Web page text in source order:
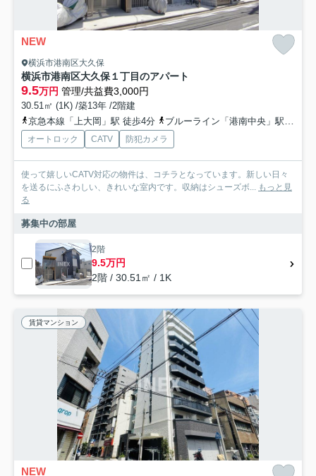
NEW
横浜市港南区大久保
横浜市港南区大久保１丁目のアパート
9.5万円 管理/共益費3,000円
30.51㎡ (1K) /築13年 /2階建
京急本線「上大岡」駅 徒歩4分
ブルーライン「港南中央」駅 徒歩17分
オートロック CATV 防犯カメラ
使って嬉しいCATV対応の物件は、コチラとなっています。新しい日々
を送るにふさわしい、きれいな室内です。収納はシューズボ...
もっと見
る
募集中の部屋
2階
9.5万円
2階 / 30.51㎡ / 1K
賃貸マンション
NEW